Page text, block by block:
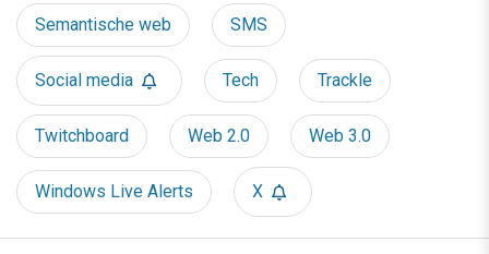
Semantische web SMS
Social media Tech Trackle
Twitchboard Web 2.0 Web 3.0
Windows Live Alerts X